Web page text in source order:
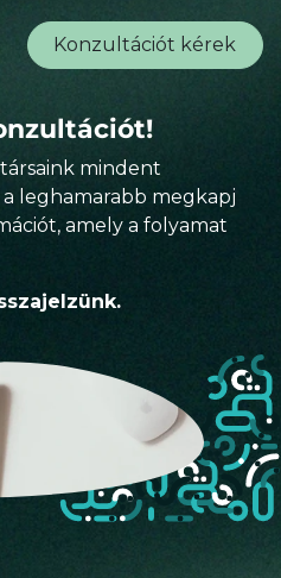
Konzultációt kérek
mindent
leghamarabb megkapj
amely a folyamat